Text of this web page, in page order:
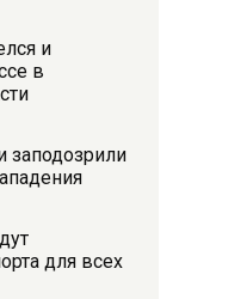
и
в
заподозрили
для всех